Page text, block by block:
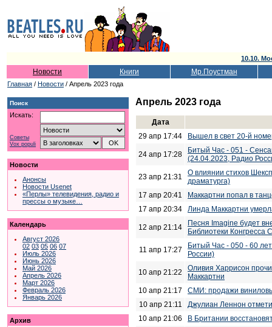
10.10.
Новости Книги Мр.Поустман
Главная / Новости / Апрель 2023 года
Поиск
Искать:
Советы
Vox populi
Новости
Анонсы
Новости Usenet
«Перлы» телевидения, радио и
прессы о музыке…
Календарь
Август 2026
02 03 05 06 07
Июль 2026
Июнь 2026
Май 2026
Апрель 2026
Март 2026
Февраль 2026
Январь 2026
Архив
Апрель 2023 года
Дата
29 апр 17:44
Вышел в свет 20-й
24 апр 17:28
Битый Час - 051 -
(24.04.2023, Радио
23 апр 21:31
О влиянии стихов
драматурга)
17 апр 20:41
Маккартни попал в
17 апр 20:34
Линда Маккартни
12 апр 21:14
Песня Imagine будет
Библиотеки Конгресса
11 апр 17:27
Битый Час - 050 - 60
России)
10 апр 21:22
Оливия Харрисон
Маккартни
10 апр 21:17
СМИ: продажи
10 апр 21:11
Джулиан Леннон
10 апр 21:06
В Британии